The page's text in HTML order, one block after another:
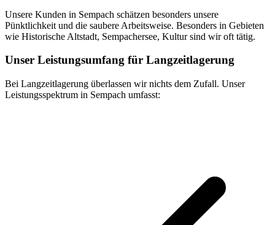
Unsere Kunden in Sempach schätzen besonders unsere
Pünktlichkeit und die saubere Arbeitsweise. Besonders in Gebieten
wie Historische Altstadt, Sempachersee, Kultur sind wir oft tätig.
Unser Leistungsumfang für Langzeitlagerung
Bei Langzeitlagerung überlassen wir nichts dem Zufall. Unser
Leistungsspektrum in Sempach umfasst: